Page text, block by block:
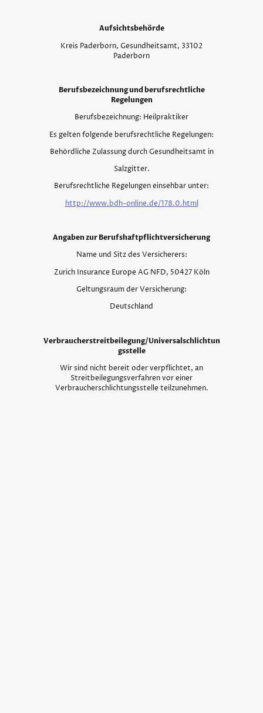
Aufsichtsbehörde
Kreis Paderborn, Gesundheitsamt, 33102
Paderborn
Berufsbezeichnung und berufsrechtliche
Regelungen
Berufsbezeichnung: Heilpraktiker
Es gelten folgende berufsrechtliche Regelungen:
Behördliche Zulassung durch Gesundheitsamt in
Salzgitter.
Berufsrechtliche Regelungen einsehbar unter:
http://www.bdh-online.de/178.0.html
Angaben zur Berufshaftpflichtversicherung
Name und Sitz des Versicherers:
Zurich Insurance Europe AG NFD, 50427 Köln
Geltungsraum der Versicherung:
Deutschland
Verbraucherstreitbeilegung/Universalschlichtun
gsstelle
Wir sind nicht bereit oder verpflichtet, an
Streitbeilegungsverfahren vor einer
Verbraucherschlichtungsstelle teilzunehmen.